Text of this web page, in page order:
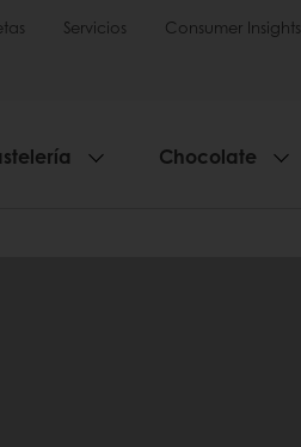
Servicios Consumer Insights
Chocolate